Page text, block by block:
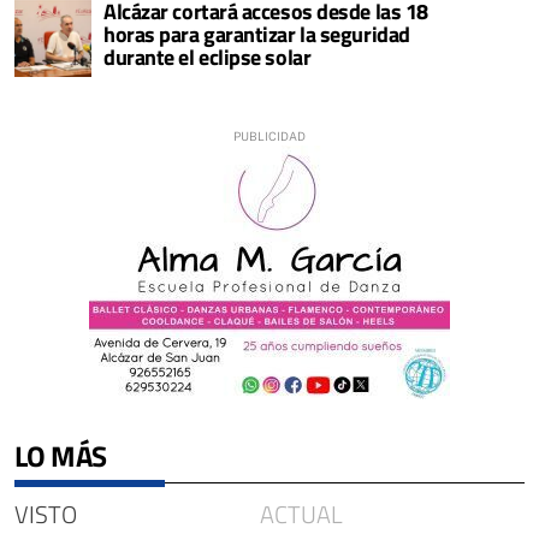
Alcázar cortará accesos desde las 18
horas para garantizar la seguridad
durante el eclipse solar
LO MÁS
VISTO ACTUAL